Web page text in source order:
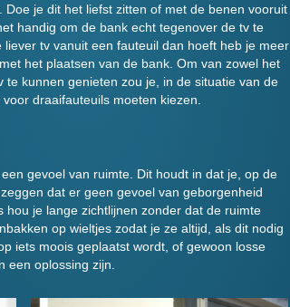
Doe je dit het liefst zitten of met de benen vooruit
handig om de bank echt tegenover de tv te
liever tv vanuit een fauteuil dan hoeft heb je meer
het plaatsen van de bank. Om van zowel het
te kunnen genieten zou je, in de situatie van de
draaifauteuils moeten kiezen.
gevoel van ruimte. Dit houdt in dat je, op de
dat er geen gevoel van geborgenheid
je lange zichtlijnen zonder dat de ruimte
op wieltjes zodat je ze altijd, als dit nodig
iets moois geplaatst wordt, of gewoon losse
een oplossing zijn.